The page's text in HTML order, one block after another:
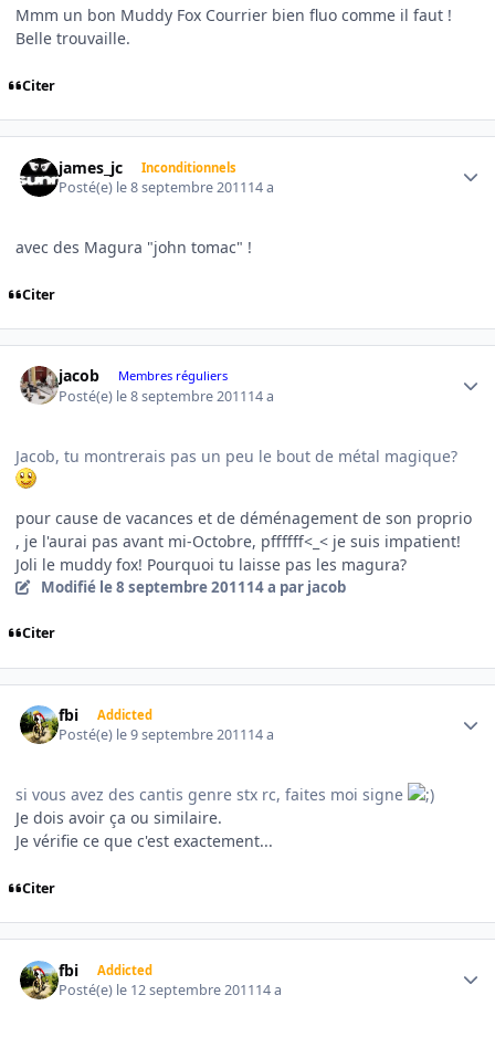
Mmm un bon Muddy Fox Courrier bien fluo comme il faut !
Belle trouvaille.
Citer
james_jc Inconditionnels
Posté(e) le 8 septembre 201114 a
avec des Magura "john tomac" !
Citer
jacob Membres réguliers
Posté(e) le 8 septembre 201114 a
Jacob, tu montrerais pas un peu le bout de métal magique?
pour cause de vacances et de déménagement de son proprio
, je l'aurai pas avant mi-Octobre, pffffff<_< je suis impatient!
Joli le muddy fox! Pourquoi tu laisse pas les magura?
Modifié le 8 septembre 201114 a par jacob
Citer
fbi Addicted
Posté(e) le 9 septembre 201114 a
si vous avez des cantis genre stx rc, faites moi signe
Je dois avoir ça ou similaire.
Je vérifie ce que c'est exactement...
Citer
fbi Addicted
Posté(e) le 12 septembre 201114 a